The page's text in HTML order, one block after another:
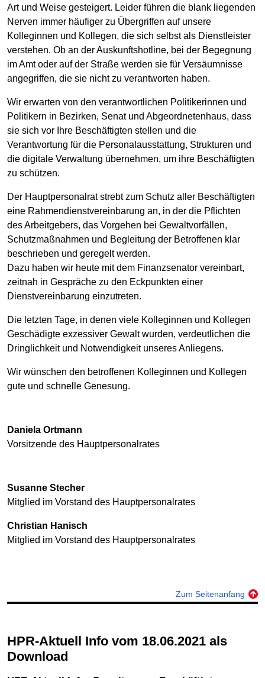
Art und Weise gesteigert. Leider führen die blank liegenden
Nerven immer häufiger zu Übergriffen auf unsere
Kolleginnen und Kollegen, die sich selbst als Dienstleister
verstehen. Ob an der Auskunftshotline, bei der Begegnung
im Amt oder auf der Straße werden sie für Versäumnisse
angegriffen, die sie nicht zu verantworten haben.
Wir erwarten von den verantwortlichen Politikerinnen und
Politikern in Bezirken, Senat und Abgeordnetenhaus, dass
sie sich vor Ihre Beschäftigten stellen und die
Verantwortung für die Personalausstattung, Strukturen und
die digitale Verwaltung übernehmen, um ihre Beschäftigten
zu schützen.
Der Hauptpersonalrat strebt zum Schutz aller Beschäftigten
eine Rahmendienstvereinbarung an, in der die Pflichten
des Arbeitgebers, das Vorgehen bei Gewaltvorfällen,
Schutzmaßnahmen und Begleitung der Betroffenen klar
beschrieben und geregelt werden.
Dazu haben wir heute mit dem Finanzsenator vereinbart,
zeitnah in Gespräche zu den Eckpunkten einer
Dienstvereinbarung einzutreten.
Die letzten Tage, in denen viele Kolleginnen und Kollegen
Geschädigte exzessiver Gewalt wurden, verdeutlichen die
Dringlichkeit und Notwendigkeit unseres Anliegens.
Wir wünschen den betroffenen Kolleginnen und Kollegen
gute und schnelle Genesung.
Daniela Ortmann
Vorsitzende des Hauptpersonalrates
Susanne Stecher
Mitglied im Vorstand des Hauptpersonalrates
Christian Hanisch
Mitglied im Vorstand des Hauptpersonalrates
Zum Seitenanfang
HPR-Aktuell Info vom 18.06.2021 als
Download